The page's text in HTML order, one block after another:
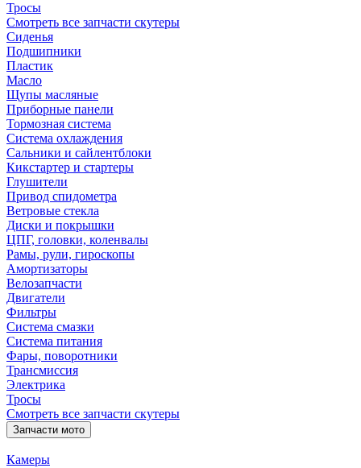
Тросы
Смотреть все запчасти скутеры
Сиденья
Подшипники
Пластик
Масло
Щупы масляные
Приборные панели
Тормозная система
Система охлаждения
Сальники и сайлентблоки
Кикстартер и стартеры
Глушители
Привод спидометра
Ветровые стекла
Диски и покрышки
ЦПГ, головки, коленвалы
Рамы, рули, гироскопы
Амортизаторы
Велозапчасти
Двигатели
Фильтры
Система смазки
Система питания
Фары, поворотники
Трансмиссия
Электрика
Тросы
Смотреть все запчасти скутеры
Запчасти мото
Камеры